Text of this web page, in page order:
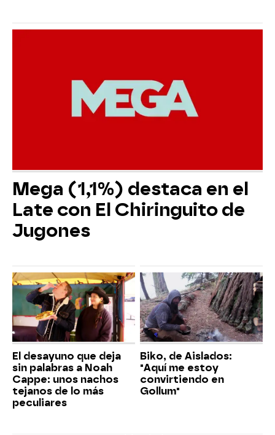
Mega (1,1%) destaca en el
Late con El Chiringuito de
Jugones
El desayuno que deja
sin palabras a Noah
Cappe: unos nachos
tejanos de lo más
peculiares
Biko, de Aislados:
"Aquí me estoy
convirtiendo en
Gollum"